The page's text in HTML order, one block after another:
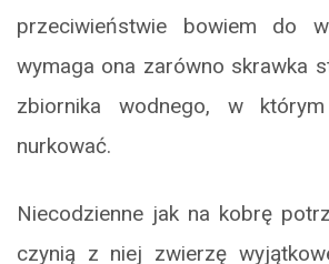
przeciwieństwie bowiem do
wymaga ona zarówno skrawka
zbiornika wodnego, w
nurkować.
Niecodzienne jak na kobrę
czynią z niej zwierzę